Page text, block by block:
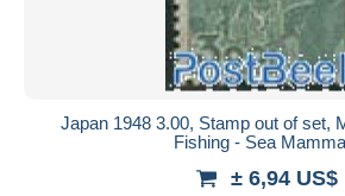
Japan 1948 3.00, Stamp out of set,
Fishing - Sea
± 6,94 US$